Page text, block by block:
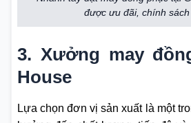
được ưu đãi, chính
3. Xưởng may
House
Lựa chọn đơn vị sản xuất là một